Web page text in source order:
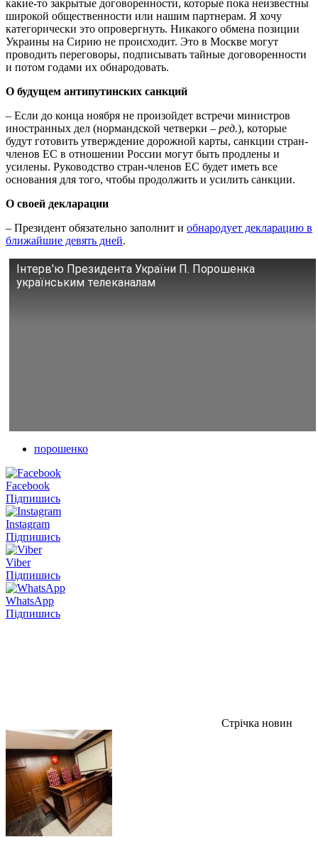
какие-то закрытые договоренности, которые пока неизвестны
широкой общественности или нашим партнерам. Я хочу
категорически это опровергнуть. Никакого обмена позиции
Украины на Сирию не происходит. Это в Москве могут
проводить переговоры, подписывать тайные договоренности
и потом годами их обнародовать.
О будущем антипутинских санкций
– Если до конца ноября не произойдет встречи министров
иностранных дел (нормандской четверки – ред.), которые
будут готовить утверждение дорожной карты, санкции стран-
членов ЕС в отношении России могут быть продлены и
усилены. Руководство стран-членов ЕС будет иметь все
основания для того, чтобы продолжить и усилить санкции.
О своей декларации
– Президент обязательно заполнит и обнародует декларацию в
ближайшие девять дней.
Інтерв'ю Президента України П. Порошенка
українським телеканалам
порошенко
Facebook
Підпишись
Instagram
Підпишись
Viber
Підпишись
WhatsApp
Підпишись
Стрічка новин